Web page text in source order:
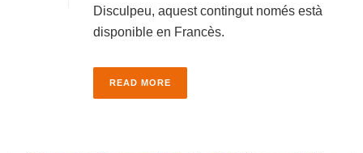
Disculpeu, aquest contingut només està
disponible en Francès.
READ MORE